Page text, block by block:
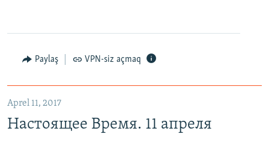
Paylaş VPN-siz açmaq
Aprel 11, 2017
Настоящее Время. 11 апреля